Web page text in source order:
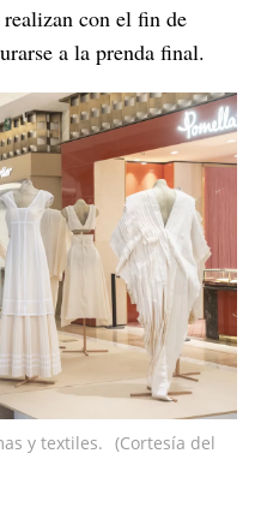
con el fin de
a la prenda final.
y textiles. (Cortesía del